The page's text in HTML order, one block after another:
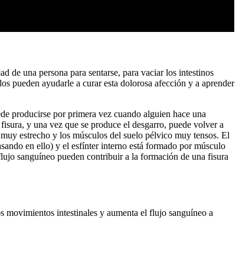
de una persona para sentarse, para vaciar los intestinos
pueden ayudarle a curar esta dolorosa afección y a aprender
producirse por primera vez cuando alguien hace una
y una vez que se produce el desgarro, puede volver a
estrecho y los músculos del suelo pélvico muy tensos. El
en ello) y el esfínter interno está formado por músculo
sanguíneo pueden contribuir a la formación de una fisura
movimientos intestinales y aumenta el flujo sanguíneo a